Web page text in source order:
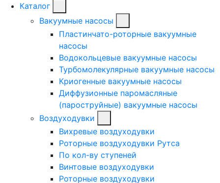
Каталог
Вакуумные насосы
Пластинчато-роторные вакуумные
насосы
Водокольцевые вакуумные насосы
Турбомолекулярные вакуумные насосы
Криогенные вакуумные насосы
Диффузионные паромасляные
(пароструйные) вакуумные насосы
Воздуходувки
Вихревые воздуходувки
Роторные воздуходувки Рутса
По кол-ву ступеней
Винтовые воздуходувки
Роторные воздуходувки